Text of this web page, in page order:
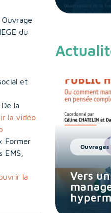
du
et
la
la vidéo
Former
la
Ouvrages
Vers un